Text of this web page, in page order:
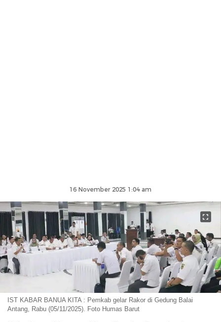
16 November 2025 1:04 am
IST KABAR BANUA KITA : Pemkab gelar Rakor di Gedung Balai
Antang, Rabu (05/11/2025). Foto Humas Barut